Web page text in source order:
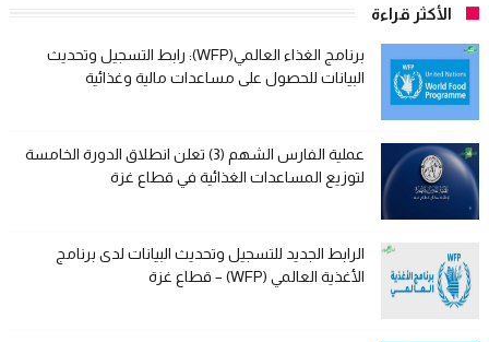
الأكثر قراءة
برنامج الغذاء العالمي(WFP): رابط التسجيل وتحديث
البيانات للحصول على مساعدات مالية وغذائية
عملية الفارس الشهم (3) تعلن انطلاق الدورة الخامسة
لتوزيع المساعدات الغذائية في قطاع غزة
الرابط الجديد للتسجيل وتحديث البيانات لدى برنامج
الأغذية العالمي (WFP) – قطاع غزة